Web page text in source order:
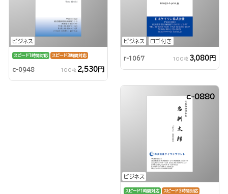
ビジネス
スピード1時間対応 スピード3時間対応
c-0948 100枚 2,530円
ビジネス ロゴ付き
r-1067 100枚 3,080円
ビジネス
c-0880
スピード1時間対応 スピード3時間対応